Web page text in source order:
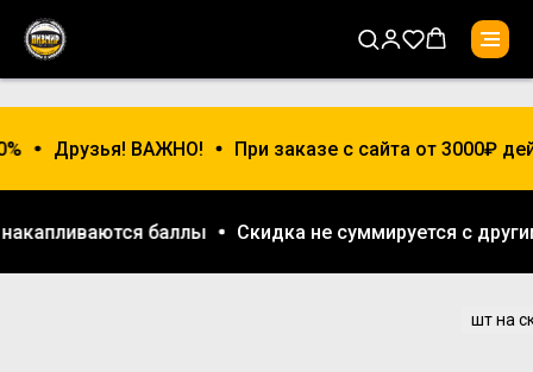
Друзья! ВАЖНО! При заказе с сайта от 3000₽
накапливаются баллы Скидка не суммируется с